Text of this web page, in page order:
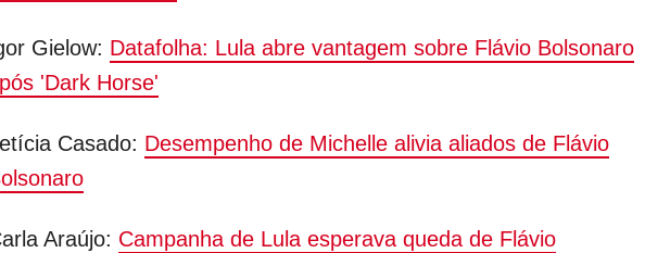
Gielow: Datafolha: Lula abre vantagem sobre Flávio Bolsonaro
'Dark Horse'
Casado: Desempenho de Michelle alivia aliados de Flávio
Araújo: Campanha de Lula esperava queda de Flávio